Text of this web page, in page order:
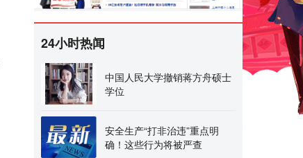
24小时热闻
中国人民大学撤销蒋方舟硕士
学位
安全生产“打非治违”重点明
确！这些行为将被严查